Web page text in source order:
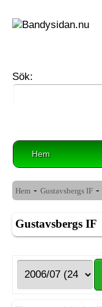
Sök:
Hem
Hem - Gustavsbergs IF -
Gustavsbergs IF